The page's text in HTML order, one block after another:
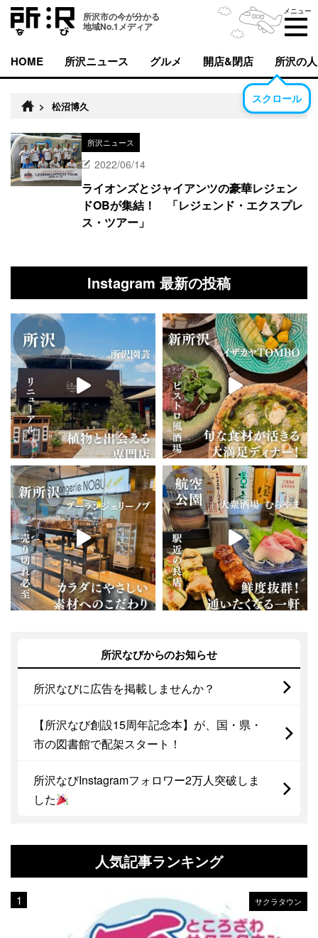
所沢市の今が分かる
地域No.1メディア
メニュー
HOME 所沢ニュース グルメ 開店&閉店 所沢の人
スクロール
> 松沼博久
所沢ニュース
2022/06/14
ライオンズとジャイアンツの豪華レジェン
ドOBが集結！ 「レジェンド・エクスプレ
ス・ツアー」
Instagram 最新の投稿
所沢なびからのお知らせ
所沢なびに広告を掲載しませんか？
【所沢なび創設15周年記念本】が、国・県・
市の図書館で配架スタート！
所沢なびInstagramフォロワー2万人突破しま
した
人気記事ランキング
サクラタウン